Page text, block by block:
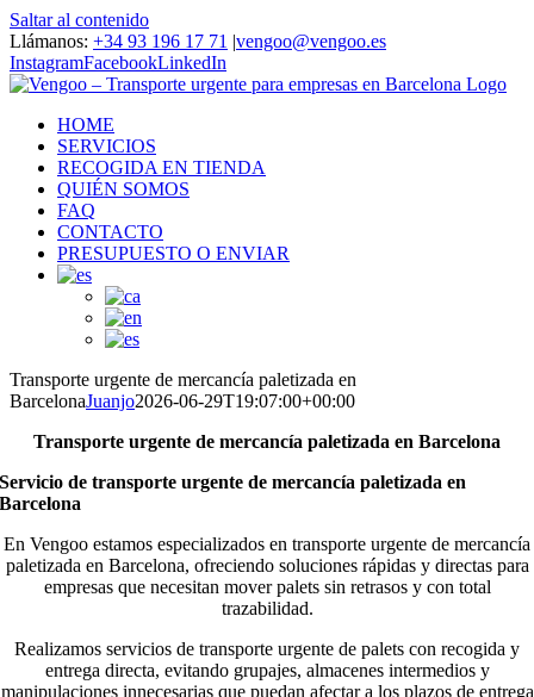
Saltar al contenido
Llámanos: +34 93 196 17 71 |vengoo@vengoo.es
InstagramFacebookLinkedIn
HOME
SERVICIOS
RECOGIDA EN TIENDA
QUIÉN SOMOS
FAQ
CONTACTO
PRESUPUESTO O ENVIAR
Transporte urgente de mercancía paletizada en
BarcelonaJuanjo2026-06-29T19:07:00+00:00
Transporte urgente de mercancía paletizada en Barcelona
Servicio de transporte urgente de mercancía paletizada en
Barcelona
En Vengoo estamos especializados en transporte urgente de mercancía
paletizada en Barcelona, ofreciendo soluciones rápidas y directas para
empresas que necesitan mover palets sin retrasos y con total
trazabilidad.
Realizamos servicios de transporte urgente de palets con recogida y
entrega directa, evitando grupajes, almacenes intermedios y
manipulaciones innecesarias que puedan afectar a los plazos de entrega